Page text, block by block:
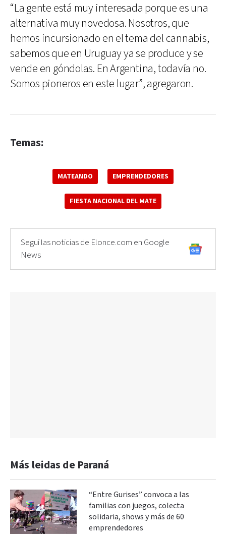
“La gente está muy interesada porque es una
alternativa muy novedosa. Nosotros, que
hemos incursionado en el tema del cannabis,
sabemos que en Uruguay ya se produce y se
vende en góndolas. En Argentina, todavía no.
Somos pioneros en este lugar”, agregaron.
Temas:
MATEANDO EMPRENDEDORES
FIESTA NACIONAL DEL MATE
Seguí las noticias de Elonce.com en Google
News
Más leidas de Paraná
“Entre Gurises” convoca a las
familias con juegos, colecta
solidaria, shows y más de 60
emprendedores